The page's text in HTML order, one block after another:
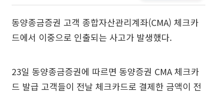
동양종금증권 고객 종합자산관리계좌(CMA) 체크카
드에서 이중으로 인출되는 사고가 발생했다.
23일 동양종금증권에 따르면 동양증권 CMA 체크카
드 발급 고객들이 전날 체크카드로 결제한 금액이 전